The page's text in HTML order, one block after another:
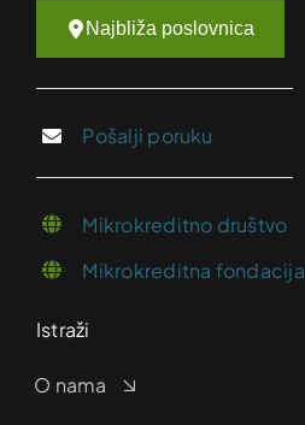
Najbliža poslovnica
Pošalji poruku
Mikrokreditno društvo
Mikrokreditna fondacija
Istraži
O nama